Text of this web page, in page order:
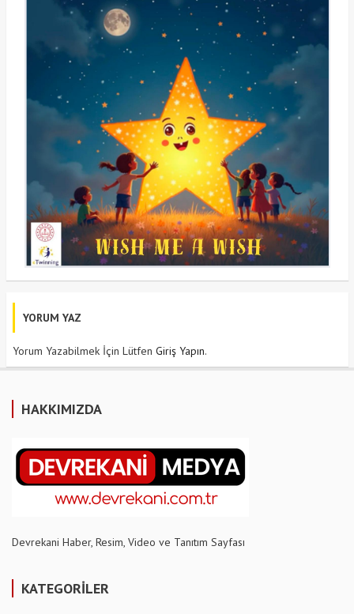
YORUM YAZ
Yorum Yazabilmek İçin Lütfen Giriş Yapın.
HAKKIMIZDA
Devrekani Haber, Resim, Video ve Tanıtım Sayfası
KATEGORİLER